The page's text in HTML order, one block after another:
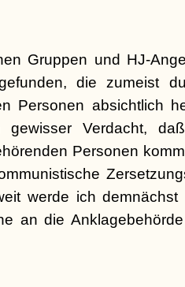
Gruppen und HJ-
die zumeist
Personen absichtlich
Verdacht,
Personen
werde ich
an die